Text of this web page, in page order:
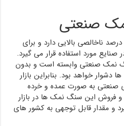
صنعتی
ناخالصی بالایی دارد و برای
مورد استفاده قرار می گیرد.
نمک صنعتی وابسته است و بدون
دشوار خواهد بود. بنابراین بازار
به صورت عمده و خرده
و فروش این سنگ نمک ها در بازار
و مقدار قابل توجهی به کشور های